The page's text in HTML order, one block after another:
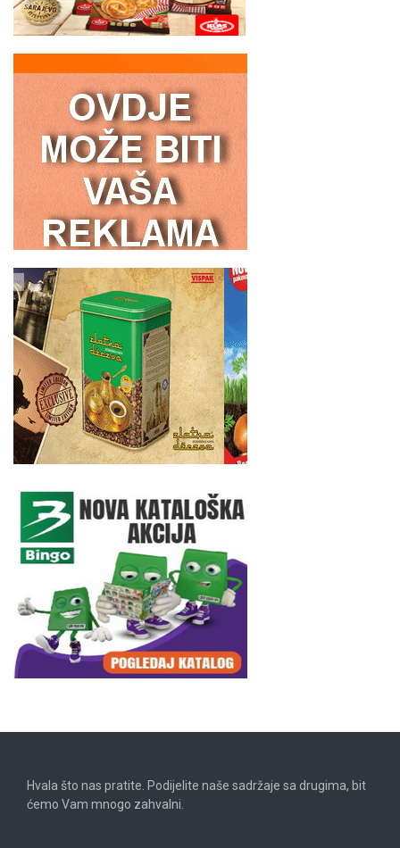
Hvala što nas pratite. Podijelite naše sadržaje sa drugima, bit
ćemo Vam mnogo zahvalni.